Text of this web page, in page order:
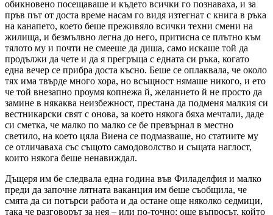
обикновено посещаваше и където всички го познаваха, и за
пръв път от доста време насам го видя изтегнат с книга в ръка
на канапето, което беше преживяло всички техни смени на
жилища, и безмълвно легна до него, притисна се плътно към
тялото му и почти не смееше да диша, само искаше той да
продължи да чете и да я прегръща с едната си ръка, когато
една вечер се прибра доста късно. Беше се оплаквала, че около
тях има твърде много хора, но всъщност нямаше никого, и ето
че той внезапно проумя копнежа й, желанието й не просто да
замине в някаква неизбежност, престана да подменя малкия си
вестникарски свят с онова, за което някога бяха мечтали, даде
си сметка, че малко по малко се бе превърнал в местно
светило, на което цяла Виена се подмазваше, но статиите му
се отличаваха със същото самодоволство и същата наглост,
които някога беше ненавиждал.
Дъщеря им бе следвала една година във Филаделфия и малко
преди да започне лятната ваканция им беше съобщила, че
смята да си потърси работа и да остане още няколко седмици,
така че разговорът за нея – или по-точно: още въпросът, който